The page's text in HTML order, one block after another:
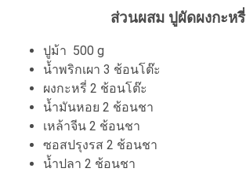
ส่วนผสม ปูผัดผงกะหรี่
ปูม้า 500 g
น้ำพริกเผา 3 ช้อนโต๊ะ
ผงกะหรี่ 2 ช้อนโต๊ะ
น้ำมันหอย 2 ช้อนชา
เหล้าจีน 2 ช้อนชา
ซอสปรุงรส 2 ช้อนชา
น้ำปลา 2 ช้อนชา